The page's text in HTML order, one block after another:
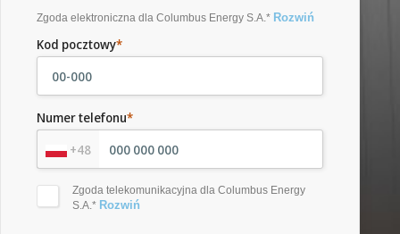
Zgoda elektroniczna dla Columbus Energy S.A.* Rozwiń
Kod pocztowy*
Numer telefonu*
+48
Zgoda telekomunikacyjna dla Columbus Energy
S.A.* Rozwiń